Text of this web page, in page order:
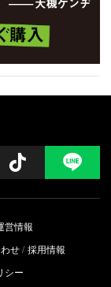
Follow
営情報
せ 採用情報
シー